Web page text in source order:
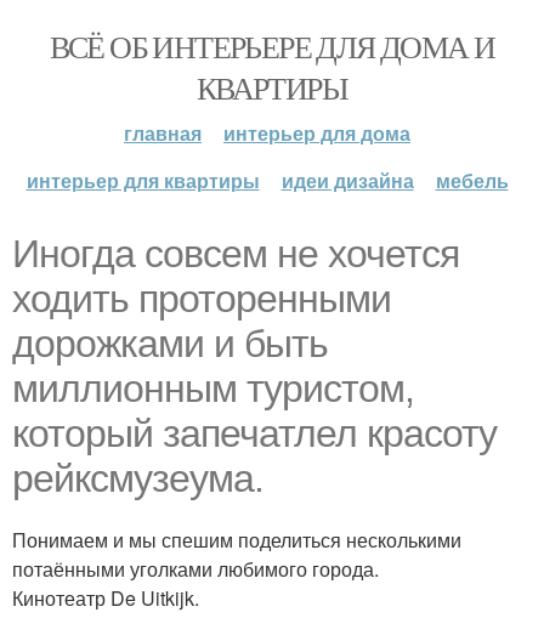
ВСЁ ОБ ИНТЕРЬЕРЕ ДЛЯ ДОМА И
КВАРТИРЫ
главная
интерьер для дома
интерьер для квартиры
идеи дизайна мебель
Иногда совсем не хочется
ходить проторенными
дорожками и быть
миллионным туристом,
который запечатлел красоту
рейксмузеума.
Понимаем и мы спешим поделиться несколькими
потаёнными уголками любимого города.
Кинотеатр De Uitkijk.